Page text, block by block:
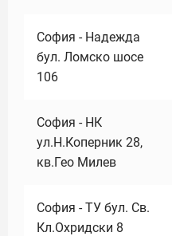
София - Надежда
бул. Ломско шосе
106
София - НК
ул.Н.Коперник 28,
кв.Гео Милев
София - ТУ бул. Св.
Кл.Охридски 8